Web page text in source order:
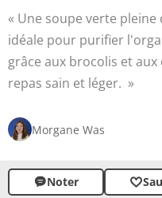
Une soupe verte
idéale pour purifier
grâce aux brocolis et
repas sain et léger.
Morgane Was
Noter